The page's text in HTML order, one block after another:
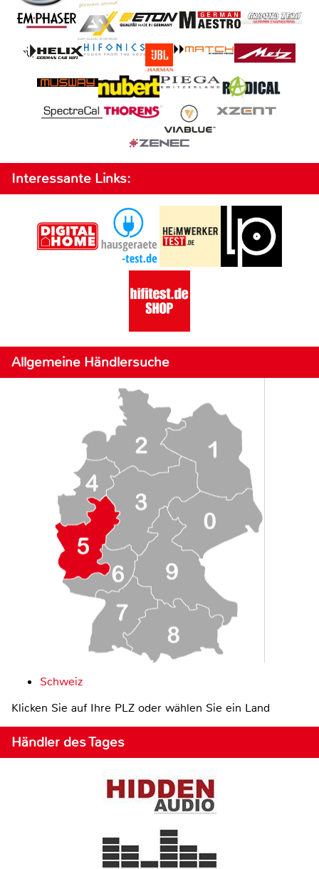
Interessante Links:
Allgemeine Händlersuche
Schweiz
Klicken Sie auf Ihre PLZ oder wählen Sie ein Land
Händler des Tages